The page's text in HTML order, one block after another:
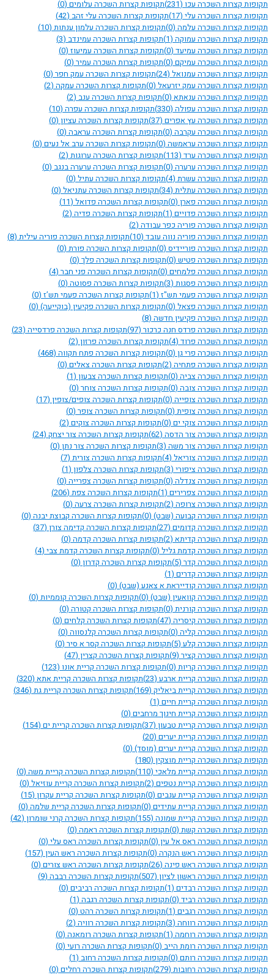
תקופות קצרות השכרה עכו (231) תקופות קצרות השכרה עלומים (0)
תקופות קצרות השכרה עלי (17) תקופות קצרות השכרה עלי זהב (42)
תקופות קצרות השכרה עלמה (0) תקופות קצרות השכרה עלמון ענתות (10)
תקופות קצרות השכרה עמוקה (1) תקופות קצרות השכרה עמינדב (3)
תקופות קצרות השכרה עמיעד (0) תקופות קצרות השכרה עמיעוז (0)
תקופות קצרות השכרה עמיקם (0) תקופות קצרות השכרה עמיר (0)
תקופות קצרות השכרה עמנואל (24) תקופות קצרות השכרה עמק חפר (0)
תקופות קצרות השכרה עמק יזרעאל (0) תקופות קצרות השכרה עמקה (2)
תקופות קצרות השכרה ענאתא (0) תקופות קצרות השכרה ענב (2)
תקופות קצרות השכרה עפולה (330) תקופות קצרות השכרה עפרה (10)
תקופות קצרות השכרה עץ אפרים (37) תקופות קצרות השכרה עציון (0)
תקופות קצרות השכרה עקרבה (0) תקופות קצרות השכרה עראבה (0)
תקופות קצרות השכרה עראמשה (0) תקופות קצרות השכרה ערב אל נעים (0)
תקופות קצרות השכרה ערד (113) תקופות קצרות השכרה ערוגות (2)
תקופות קצרות השכרה ערערה (0) תקופות קצרות השכרה ערערה בנגב (0)
תקופות קצרות השכרה עשרת (4) תקופות קצרות השכרה עתיל (0)
תקופות קצרות השכרה עתלית (34) תקופות קצרות השכרה עתניאל (0)
תקופות קצרות השכרה פארן (0) תקופות קצרות השכרה פדואל (11)
תקופות קצרות השכרה פדויים (1) תקופות קצרות השכרה פדיה (2)
תקופות קצרות השכרה פוריה כפר עבודה (2)
תקופות קצרות השכרה פוריה נווה עובד (10) תקופות קצרות השכרה פוריה עילית (8)
תקופות קצרות השכרה פוריידיס (0) תקופות קצרות השכרה פורת (0)
תקופות קצרות השכרה פטיש (0) תקופות קצרות השכרה פלך (0)
תקופות קצרות השכרה פלמחים (0) תקופות קצרות השכרה פני חבר (4)
תקופות קצרות השכרה פסגות (3) תקופות קצרות השכרה פסוטה (0)
תקופות קצרות השכרה פעמי תש"ז (1) תקופות קצרות השכרה פעמי תש’ז (0)
תקופות קצרות השכרה פצאל (0) תקופות קצרות השכרה פקיעין (בוקייעה) (0)
תקופות קצרות השכרה פקיעין חדשה (8)
תקופות קצרות השכרה פרדס חנה כרכור (97) תקופות קצרות השכרה פרדסייה (23)
תקופות קצרות השכרה פרוד (4) תקופות קצרות השכרה פרזון (2)
תקופות קצרות השכרה פרי גן (0) תקופות קצרות השכרה פתח תקווה (468)
תקופות קצרות השכרה פתחיה (2) תקופות קצרות השכרה צאלים (0)
תקופות קצרות השכרה צביה (0) תקופות קצרות השכרה צבעון (1)
תקופות קצרות השכרה צובה (0) תקופות קצרות השכרה צוחר (0)
תקופות קצרות השכרה צופייה (0) תקופות קצרות השכרה צופים/צופין (17)
תקופות קצרות השכרה צופית (0) תקופות קצרות השכרה צופר (0)
תקופות קצרות השכרה צוקי ים (0) תקופות קצרות השכרה צוקים (2)
תקופות קצרות השכרה צור הדסה (62) תקופות קצרות השכרה צור יצחק (24)
תקופות קצרות השכרה צור משה (3) תקופות קצרות השכרה צור נתן (0)
תקופות קצרות השכרה צוריאל (4) תקופות קצרות השכרה צורית (7)
תקופות קצרות השכרה ציפורי (3) תקופות קצרות השכרה צלפון (1)
תקופות קצרות השכרה צנדלה (0) תקופות קצרות השכרה צפרייה (0)
תקופות קצרות השכרה צפרירים (1) תקופות קצרות השכרה צפת (206)
תקופות קצרות השכרה צרופה (2) תקופות קצרות השכרה צרעה (0)
תקופות קצרות השכרה קבועה (שבט) (0) תקופות קצרות השכרה קבוצת יבנה (0)
תקופות קצרות השכרה קדומים (27) תקופות קצרות השכרה קדימה צורן (37)
תקופות קצרות השכרה קדיתא (2) תקופות קצרות השכרה קדמה (0)
תקופות קצרות השכרה קדמת גליל (0) תקופות קצרות השכרה קדמת צבי (4)
תקופות קצרות השכרה קדר (5) תקופות קצרות השכרה קדרון (0)
תקופות קצרות השכרה קדרים (1)
תקופות קצרות השכרה קודייראת א צאנע (שבט) (0)
תקופות קצרות השכרה קוואעין (שבט) (0) תקופות קצרות השכרה קוממיות (0)
תקופות קצרות השכרה קורנית (0) תקופות קצרות השכרה קטורה (0)
תקופות קצרות השכרה קיסריה (47) תקופות קצרות השכרה קלחים (0)
תקופות קצרות השכרה קליה (0) תקופות קצרות השכרה קלנסווה (0)
תקופות קצרות השכרה קלע (5) תקופות קצרות השכרה קסר א סיר (0)
תקופות קצרות השכרה קציר (9) תקופות קצרות השכרה קצרין (47)
תקופות קצרות השכרה קריות (0) תקופות קצרות השכרה קריית אונו (123)
תקופות קצרות השכרה קריית ארבע (23) תקופות קצרות השכרה קריית אתא (320)
תקופות קצרות השכרה קריית ביאליק (169) תקופות קצרות השכרה קריית גת (346)
תקופות קצרות השכרה קריית חיים (1)
תקופות קצרות השכרה קריית חינוך מרחבים (0)
תקופות קצרות השכרה קריית טבעון (37) תקופות קצרות השכרה קריית ים (154)
תקופות קצרות השכרה קריית יערים (20)
תקופות קצרות השכרה קריית יערים (מוסד) (0)
תקופות קצרות השכרה קריית מוצקין (180)
תקופות קצרות השכרה קריית מלאכי (110) תקופות קצרות השכרה קריית משה (0)
תקופות קצרות השכרה קריית נטפים (2) תקופות קצרות השכרה קריית עוזיאל (0)
תקופות קצרות השכרה קריית ענבים (0) תקופות קצרות השכרה קריית עקרון (15)
תקופות קצרות השכרה קריית עתידים (0) תקופות קצרות השכרה קריית שלמה (0)
תקופות קצרות השכרה קריית שמונה (155) תקופות קצרות השכרה קרני שומרון (42)
תקופות קצרות השכרה קשת (0) תקופות קצרות השכרה ראמה (0)
תקופות קצרות השכרה ראס אל עין (0) תקופות קצרות השכרה ראס עלי (0)
תקופות קצרות השכרה ראש הנקרה (0) תקופות קצרות השכרה ראש העין (157)
תקופות קצרות השכרה ראש פינה (26) תקופות קצרות השכרה ראש צורים (0)
תקופות קצרות השכרה ראשון לציון (507) תקופות קצרות השכרה רבבה (9)
תקופות קצרות השכרה רבדים (1) תקופות קצרות השכרה רביבים (0)
תקופות קצרות השכרה רביד (0) תקופות קצרות השכרה רגבה (1)
תקופות קצרות השכרה רגבים (1) תקופות קצרות השכרה רהט (0)
תקופות קצרות השכרה רווחה (3) תקופות קצרות השכרה רוויה (2)
תקופות קצרות השכרה רוחמה (1) תקופות קצרות השכרה רומאנה (0)
תקופות קצרות השכרה רומת הייב (0) תקופות קצרות השכרה רועי (0)
תקופות קצרות השכרה רותם (0) תקופות קצרות השכרה רחוב (1)
תקופות קצרות השכרה רחובות (279) תקופות קצרות השכרה רחלים (0)